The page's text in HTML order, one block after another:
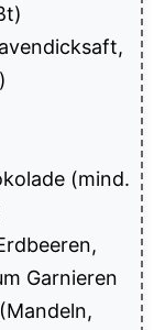
(mind.
Garnieren